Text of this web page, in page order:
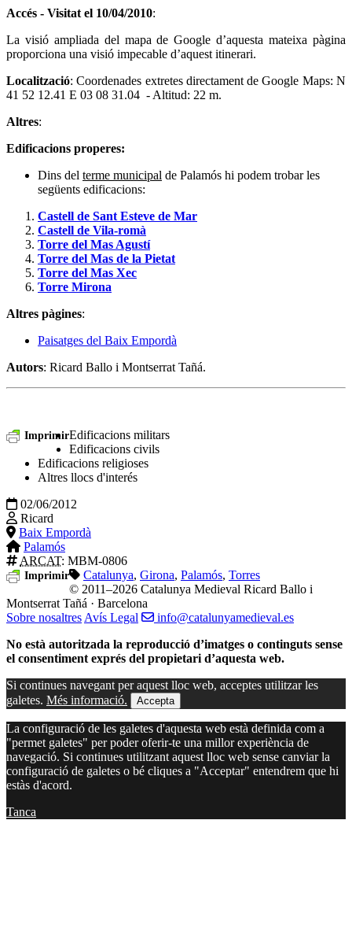
Accés - Visitat el 10/04/2010:
La visió ampliada del mapa de Google d’aquesta mateixa pàgina
proporciona una visió impecable d’aquest itinerari.
Localització: Coordenades extretes directament de Google Maps: N
41 52 12.41 E 03 08 31.04 - Altitud: 22 m.
Altres:
Edificacions properes:
Dins del terme municipal de Palamós hi podem trobar les
següents edificacions:
Castell de Sant Esteve de Mar
Castell de Vila-romà
Torre del Mas Agustí
Torre del Mas de la Pietat
Torre del Mas Xec
Torre Mirona
Altres pàgines:
Paisatges del Baix Empordà
Autors: Ricard Ballo i Montserrat Tañá.
ImprimirEdificacions militars
Edificacions civils
Edificacions religioses
Altres llocs d'interés
02/06/2012
Ricard
Baix Empordà
Palamós
ARCAT: MBM-0806
Imprimir Catalunya, Girona, Palamós, Torres
© 2011–2026 Catalunya Medieval Ricard Ballo i
Montserrat Tañá · Barcelona
Sobre nosaltres Avís Legal
info@catalunyamedieval.es
No està autoritzada la reproducció d’imatges o continguts sense
el consentiment exprés del propietari d’aquesta web.
Si continues navegant per aquest lloc web, acceptes utilitzar les
galetes. Més informació. Accepta
La configuració de les galetes d'aquesta web està definida com a
"permet galetes" per poder oferir-te una millor experiència de
navegació. Si continues utilitzant aquest lloc web sense canviar la
configuració de galetes o bé cliques a "Acceptar" entendrem que hi
estàs d'acord.
Tanca